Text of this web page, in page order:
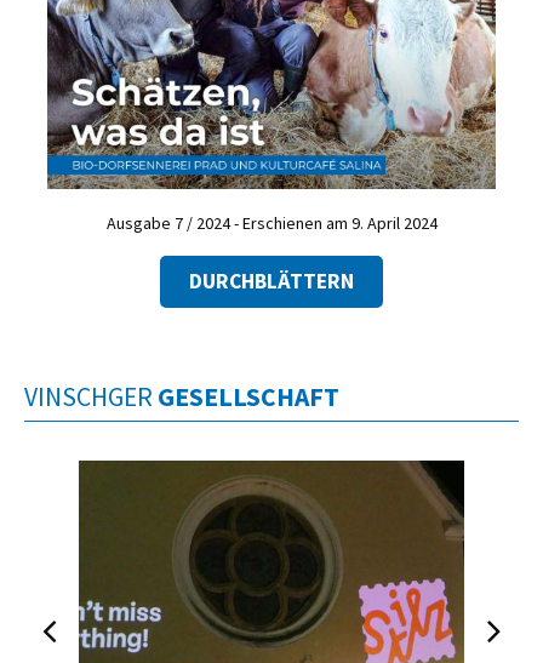
Ausgabe 7 / 2024 - Erschienen am 9. April 2024
DURCHBLÄTTERN
VINSCHGER GESELLSCHAFT